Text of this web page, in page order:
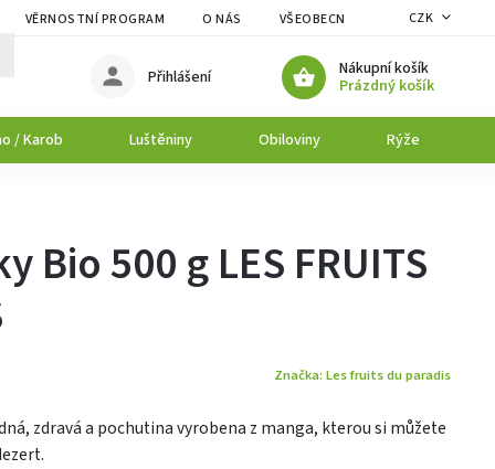
VĚRNOSTNÍ PROGRAM O NÁS VŠEOBECNÉ OBCHODNÍ PODMÍNKY
CZK
Nákupní košík
Prázdný košík
Přihlášení
/ Karob Luštěniny Obiloviny Rýže
Bio 500 g LES FRUITS
Značka: Les fruits du paradis
zdravá a pochutina vyrobena z manga, kterou si můžete